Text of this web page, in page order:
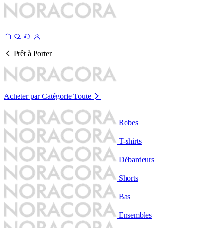
Prêt à Porter
Acheter par Catégorie Toute
Robes
T-shirts
Débardeurs
Shorts
Bas
Ensembles